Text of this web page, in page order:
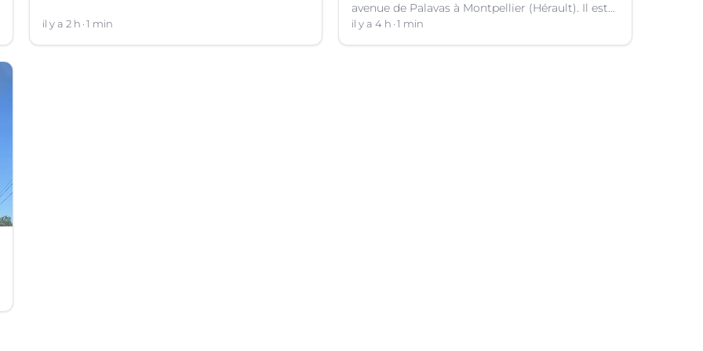
il y a 2 h 1 min
avenue de Palavas à Montpellier (Hérault). Il est
suspecté d'avoir volé le sac d'une cliente.
il y a 4 h 1 min